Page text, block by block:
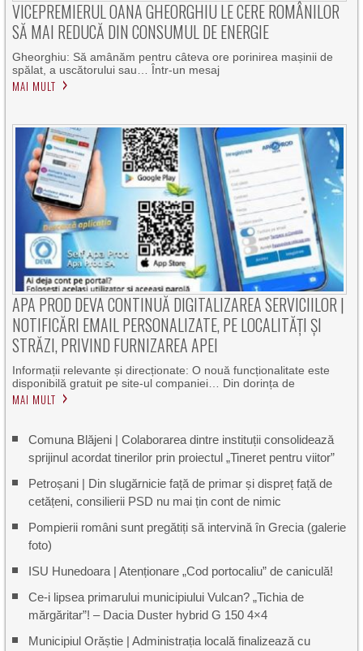
VICEPREMIERUL OANA GHEORGHIU LE CERE ROMÂNILOR
SĂ MAI REDUCĂ DIN CONSUMUL DE ENERGIE
Gheorghiu: Să amânăm pentru câteva ore porinirea mașinii de
spălat, a uscătorului sau… Într-un mesaj
MAI MULT
APA PROD DEVA CONTINUĂ DIGITALIZAREA SERVICIILOR |
NOTIFICĂRI EMAIL PERSONALIZATE, PE LOCALITĂȚI ȘI
STRĂZI, PRIVIND FURNIZAREA APEI
Informații relevante și direcționate: O nouă funcționalitate este
disponibilă gratuit pe site-ul companiei… Din dorința de
MAI MULT
Comuna Blăjeni | Colaborarea dintre instituții consolidează
sprijinul acordat tinerilor prin proiectul „Tineret pentru viitor”
Petroșani | Din slugărnicie față de primar și dispreț față de
cetățeni, consilierii PSD nu mai țin cont de nimic
Pompierii români sunt pregătiți să intervină în Grecia (galerie
foto)
ISU Hunedoara | Atenționare „Cod portocaliu” de caniculă!
Ce-i lipsea primarului municipiului Vulcan? „Tichia de
mărgăritar”! – Dacia Duster hybrid G 150 4×4
Municipiul Orăștie | Administrația locală finalizează cu